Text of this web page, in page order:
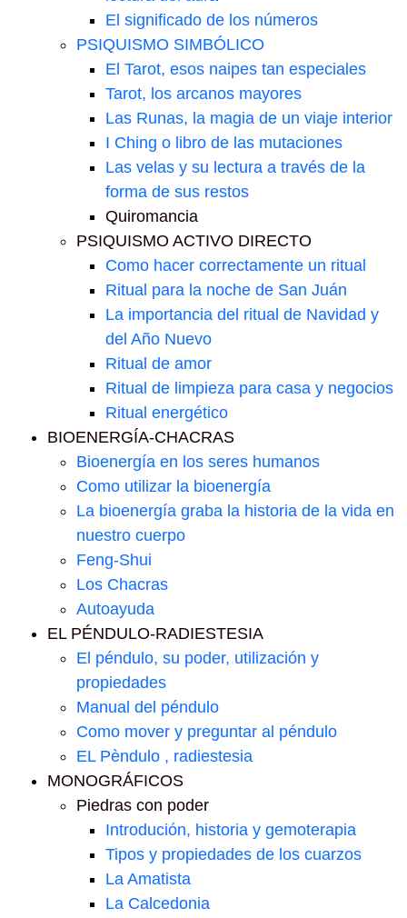
El significado de los números
PSIQUISMO SIMBÓLICO
El Tarot, esos naipes tan especiales
Tarot, los arcanos mayores
Las Runas, la magia de un viaje interior
I Ching o libro de las mutaciones
Las velas y su lectura a través de la
forma de sus restos
Quiromancia
PSIQUISMO ACTIVO DIRECTO
Como hacer correctamente un ritual
Ritual para la noche de San Juán
La importancia del ritual de Navidad y
del Año Nuevo
Ritual de amor
Ritual de limpieza para casa y negocios
Ritual energético
BIOENERGÍA-CHACRAS
Bioenergía en los seres humanos
Como utilizar la bioenergía
La bioenergía graba la historia de la vida en
nuestro cuerpo
Feng-Shui
Los Chacras
Autoayuda
EL PÉNDULO-RADIESTESIA
El péndulo, su poder, utilización y
propiedades
Manual del péndulo
Como mover y preguntar al péndulo
EL Pèndulo , radiestesia
MONOGRÁFICOS
Piedras con poder
Introdución, historia y gemoterapia
Tipos y propiedades de los cuarzos
La Amatista
La Calcedonia